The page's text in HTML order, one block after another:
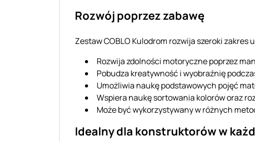
Rozwój poprzez zabawę
Zestaw COBLO Kulodrom rozwija szeroki zakres
Rozwija zdolności motoryczne poprzez
Pobudza kreatywność i wyobraźnię
Umożliwia naukę podstawowych pojęć
Wspiera naukę sortowania kolorów oraz
Może być wykorzystywany w różnych
Idealny dla konstruktorów w